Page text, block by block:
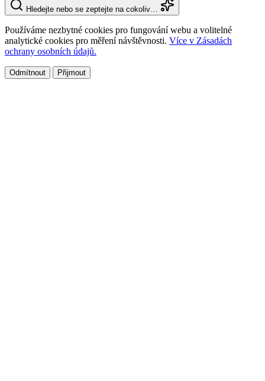
Hledejte nebo se zeptejte na cokoliv…
Používáme nezbytné cookies pro fungování webu a volitelné
analytické cookies pro měření návštěvnosti. Více v Zásadách
ochrany osobních údajů.
Odmítnout Přijmout